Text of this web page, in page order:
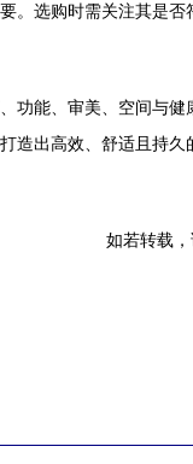
。选购时需关注其是
功能、审美、空间与
造出高效、舒适且持
如若转载